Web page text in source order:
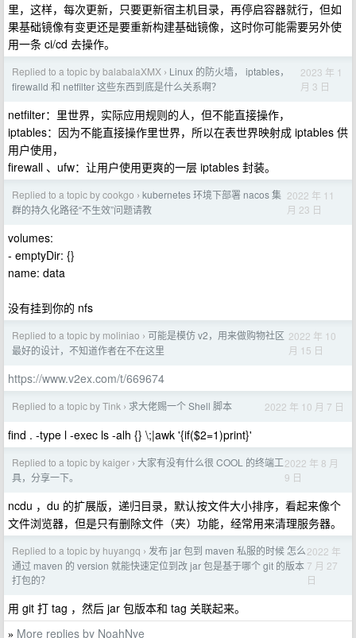
里，这样，每次更新，只要更新宿主机目录，再停启容器就行，但如
果基础镜像有变更还是要重新构建基础镜像，这时你可能需要另外使
用一条 ci/cd 去操作。
Replied to a topic by balabalaXMX › Linux 的防火墙， iptables，
firewalld 和 netfilter 这些东西到底是什么关系啊？
2023 年 1
月 3 日
netfilter：里世界，实际应用规则的人，但不能直接操作，
iptables：因为不能直接操作里世界，所以在表世界映射成 iptables 供
用户使用，
firewall 、ufw：让用户使用更爽的一层 iptables 封装。
Replied to a topic by cookgo › kubernetes 环境下部署 nacos 集
群的持久化路径“不生效”问题请教
2022 年 11
月 23 日
volumes:
- emptyDir: {}
name: data
没有挂到你的 nfs
Replied to a topic by moliniao › 可能是模仿 v2，用来做购物社区
最好的设计，不知道作者在不在这里
2022 年 10
月 15 日
https://www.v2ex.com/t/669674
Replied to a topic by Tink › 求大佬赐一个 Shell 脚本 2022 年 10 月 7 日
find . -type l -exec ls -alh {} \;|awk '{if($2=1)print}'
Replied to a topic by kaiger › 大家有没有什么很 COOL 的终端工
具，分享一下。
2022 年 8 月
9 日
ncdu ，du 的扩展版，递归目录，默认按文件大小排序，看起来像个
文件浏览器，但是只有删除文件（夹）功能，经常用来清理服务器。
Replied to a topic by huyangq › 发布 jar 包到 maven 私服的时候 怎么
通过 maven 的 version 就能快速定位到改 jar 包是基于哪个 git 的版本
打包的？
2022 年
7 月 27
日
用 git 打 tag ，然后 jar 包版本和 tag 关联起来。
» More replies by NoahNye